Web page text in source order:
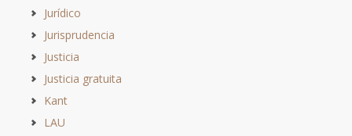
Jurídico
Jurisprudencia
Justicia
Justicia gratuita
Kant
LAU